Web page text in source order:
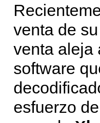
venta de
venta aleja
software
esfuerzo de